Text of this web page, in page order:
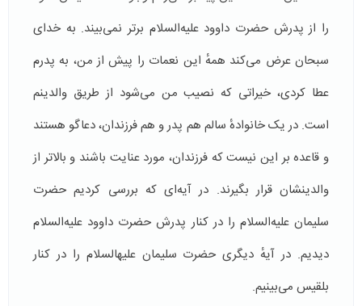
را از پدرش حضرت داوود علیه‌السلام برتر نمی‌بیند. به خدای
سبحان عرض می‌کند همهٔ این نعمات را پیش از من، به پدرم
عطا کردی، خیراتی که نصیب من می‌شود از طریق والدینم
است. در یک خانوادهٔ سالم هم پدر و هم فرزندان، دعاگو هستند
و قاعده بر این نیست که فرزندان، مورد عنایت باشند و بالاتر از
والدینشان قرار بگیرند. در آیه‌ای که بررسی کردیم حضرت
سلیمان علیه‌السلام را در کنار پدرش حضرت داوود علیه‌السلام
دیدیم. در آیهٔ دیگری حضرت سلیمان علیه­السلام را در کنار
بلقیس می‌بینیم.